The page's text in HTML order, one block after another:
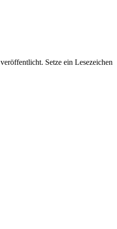
veröffentlicht. Setze ein Lesezeichen